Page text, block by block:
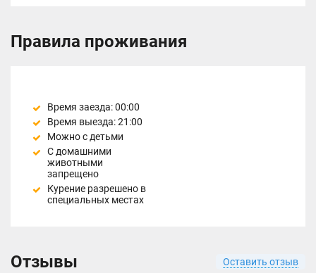
Правила проживания
Время заезда: 00:00
Время выезда: 21:00
Можно с детьми
С домашними
животными
запрещено
Курение разрешено в
специальных местах
Отзывы Оставить отзыв